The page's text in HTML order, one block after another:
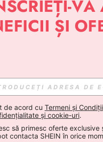
APLICAȚIE
A PRIMI NOUTĂȚI DESPRE STIL
de acord cu Termeni și Condiții
și cookie-uri.
să primesc oferte exclusive
contacta SHEIN în orice